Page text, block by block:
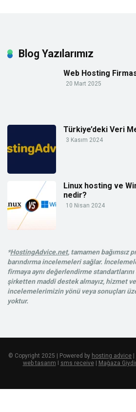
Blog Yazılarımız
Web Hosting
20 Mart 2025
Türkiye’deki Veri
3 Kasım 2024
Linux hosting ve
nedir?
10 Nisan 2024
*HostingAdvice.net, tamamen bağımsız
barındırma incelemeleri sağlar.
firmaya aynı değerlendirme
şirketten maddi destek almayız, hizmet
incelemelerimizin yönü veya sonuçları
yoktur.
© Copyright 2025 | Powered by hosting advice
web tasarım
sms receive| Mağaza